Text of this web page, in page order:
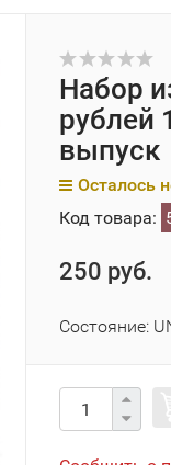
Набор
рублей
выпуск
Осталось
Код товара:
250 руб.
Состояние: